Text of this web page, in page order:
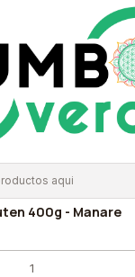
sobre los 59.990 en la
Endulzantes Naturales
(42 Productos)
400g - Manare